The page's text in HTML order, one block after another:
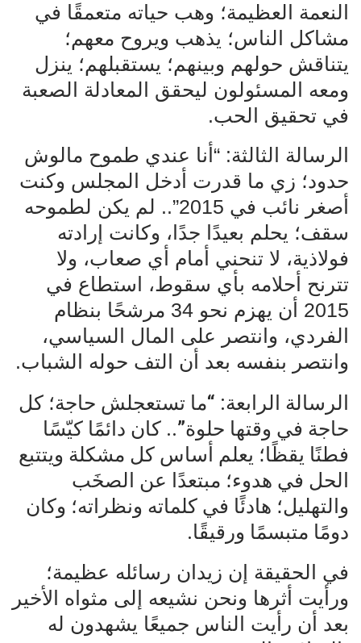
النعمة العظيمة؛ وهب حياته متعمقًا في
مشاكل الناس؛ يذهب ويروح معهم؛
يتناقش حولهم وبينهم؛ يستقبلهم؛ ينزل
ومعه المسئولون ليحقق المعادلة الصعبة
في تحقيق الحب.
الرسالة الثالثة: “أنا عندي طموح مالوش
حدود؛ زي ما قدرت أدخل المجلس وكنت
أصغر نائب في 2015”.. لم يكن لطموحه
سقف؛ يحلم بعيدًا جدًا، وكانت إرادته
فولاذية، لا تنحني أمام أي صعاب، ولا
تترنح أحلامه بأي سقوط، استطاع في
2015 أن يهزم نحو 34 مرشحًا بنظام
الفردي، وانتصر على المال السياسي،
وانتصر بنفسه بعد أن التف حوله الشباب.
الرسالة الرابعة: “ما تستعجلش حاجة؛ كل
حاجة في وقتها حلوة”.. كان دائمًا كيّسًا
فطنًا يقظًا؛ يعلم أساس كل مشكلة ويتتبع
الحل في هدوء؛ مبتعدًا عن الصخَب
والتهليل؛ هادئًا في كلماته ونظراته؛ وكان
دومًا متبسمًا ورقيقًا.
في الحقيقة إن زيدان رسائله عظيمة؛
ورأيت أثرها ونحن نشيعه إلى مثواه الأخير
بعد أن رأيت الناس جميعًا يشهدون له